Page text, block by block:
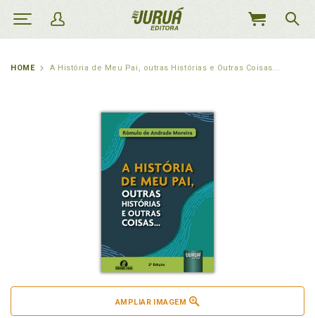
MEU
HOME A História de Meu Pai, outras Histórias e Outras Coisas...
AMPLIAR IMAGEM